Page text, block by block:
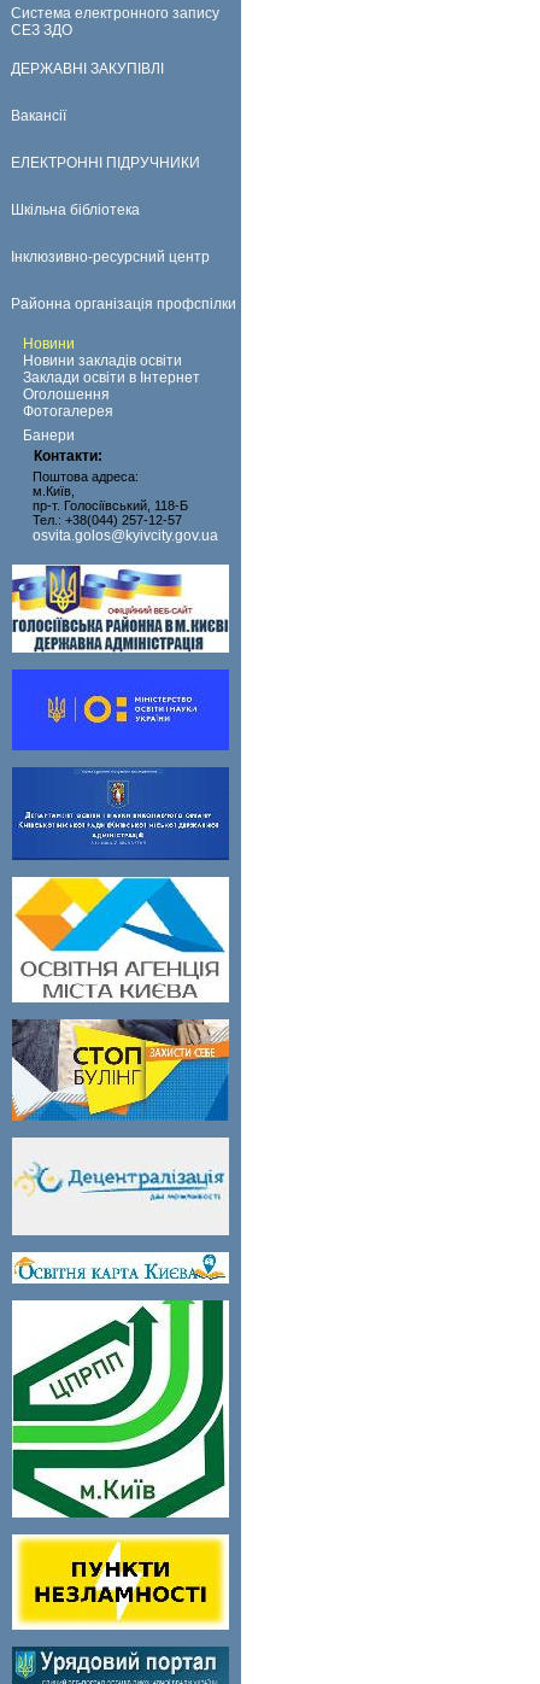
Система електронного запису
СЕЗ ЗДО
ДЕРЖАВНІ ЗАКУПІВЛІ
Вакансії
ЕЛЕКТРОННІ ПІДРУЧНИКИ
Шкільна бібліотека
Інклюзивно-ресурсний центр
Районна організація профспілки
Новини
Новини закладів освіти
Заклади освіти в Інтернет
Оголошення
Фотогалерея
Банери
Контакти:
Поштова адреса:
м.Київ,
пр-т. Голосіївський, 118-Б
Тел.: +38(044) 257-12-57
osvita.golos@kyivcity.gov.ua